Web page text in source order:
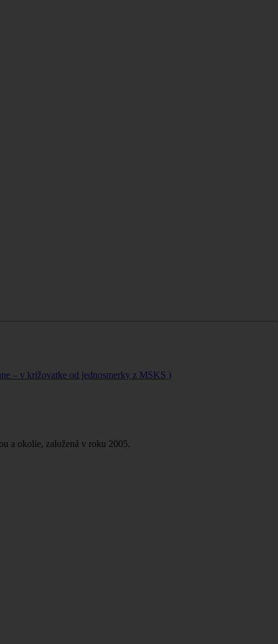
– v križovatke od jednosmerky z MSKS )
a okolie, založená v roku 2005.